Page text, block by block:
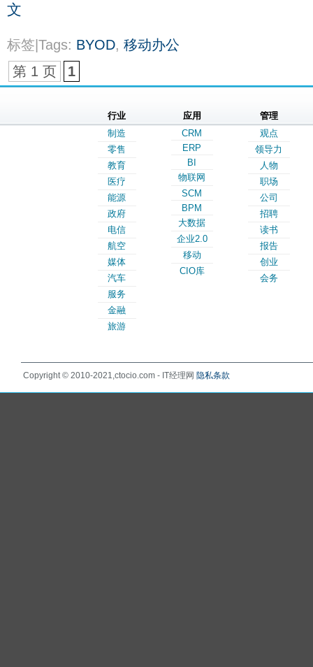
文
标签|Tags: BYOD, 移动办公
第 1 页
1
行业
制造
零售
教育
医疗
能源
政府
电信
航空
媒体
汽车
服务
金融
旅游
应用
CRM
ERP
BI
物联网
SCM
BPM
大数据
企业2.0
移动
CIO库
管理
观点
领导力
人物
职场
公司
招聘
读书
报告
创业
会务
Copyright © 2010-2021,ctocio.com - IT经理网 隐私条款